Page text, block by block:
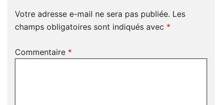
Votre adresse e-mail ne sera pas publiée. Les
champs obligatoires sont indiqués avec *
Commentaire *